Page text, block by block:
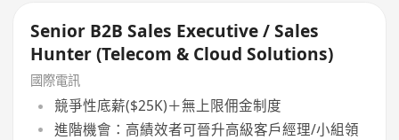
Senior B2B Sales Executive / Sales
Hunter (Telecom & Cloud Solutions)
國際電訊
競爭性底薪($25K)＋無上限佣金制度
進階機會：高績效者可晉升高級客戶經理/小組領